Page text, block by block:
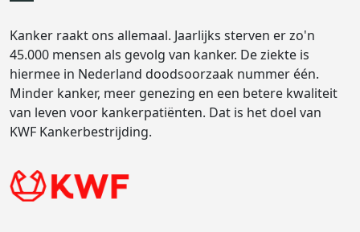
Kanker raakt ons allemaal. Jaarlijks sterven er zo'n
45.000 mensen als gevolg van kanker. De ziekte is
hiermee in Nederland doodsoorzaak nummer één.
Minder kanker, meer genezing en een betere kwaliteit
van leven voor kankerpatiënten. Dat is het doel van
KWF Kankerbestrijding.